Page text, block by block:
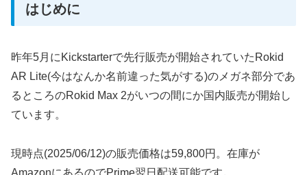
はじめに
昨年5月にKickstarterで先行販売が開始されていたRokid
AR Lite(今はなんか名前違った気がする)のメガネ部分であ
るところのRokid Max 2がいつの間にか国内販売が開始し
ています。
現時点(2025/06/12)の販売価格は59,800円。在庫が
AmazonにあるのでPrime翌日配送可能です。